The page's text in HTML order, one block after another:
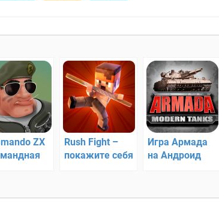
ZX
Rush Fight –
покажите себя
Игра Армада
на Андроид